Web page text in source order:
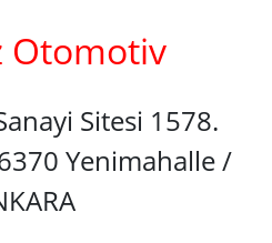
Otomotiv
Sitesi 1578.
Yenimahalle /